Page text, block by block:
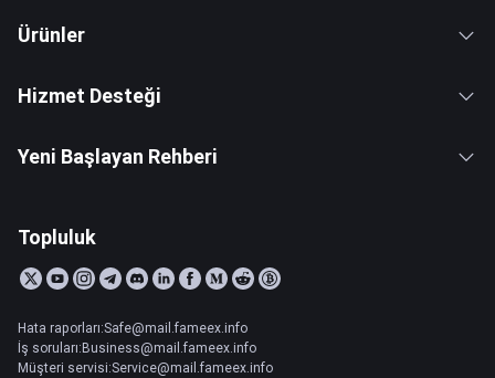
Ürünler
Hizmet Desteği
Yeni Başlayan Rehberi
Topluluk
Hata raporları:Safe@mail.fameex.info
İş soruları:Business@mail.fameex.info
Müşteri servisi:Service@mail.fameex.info